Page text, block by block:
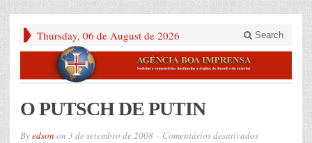
Thursday, 06 de August de 2026 Search
O PUTSCH DE PUTIN
Byedson on 3 de setembro de 2008 Comentários desativadosem